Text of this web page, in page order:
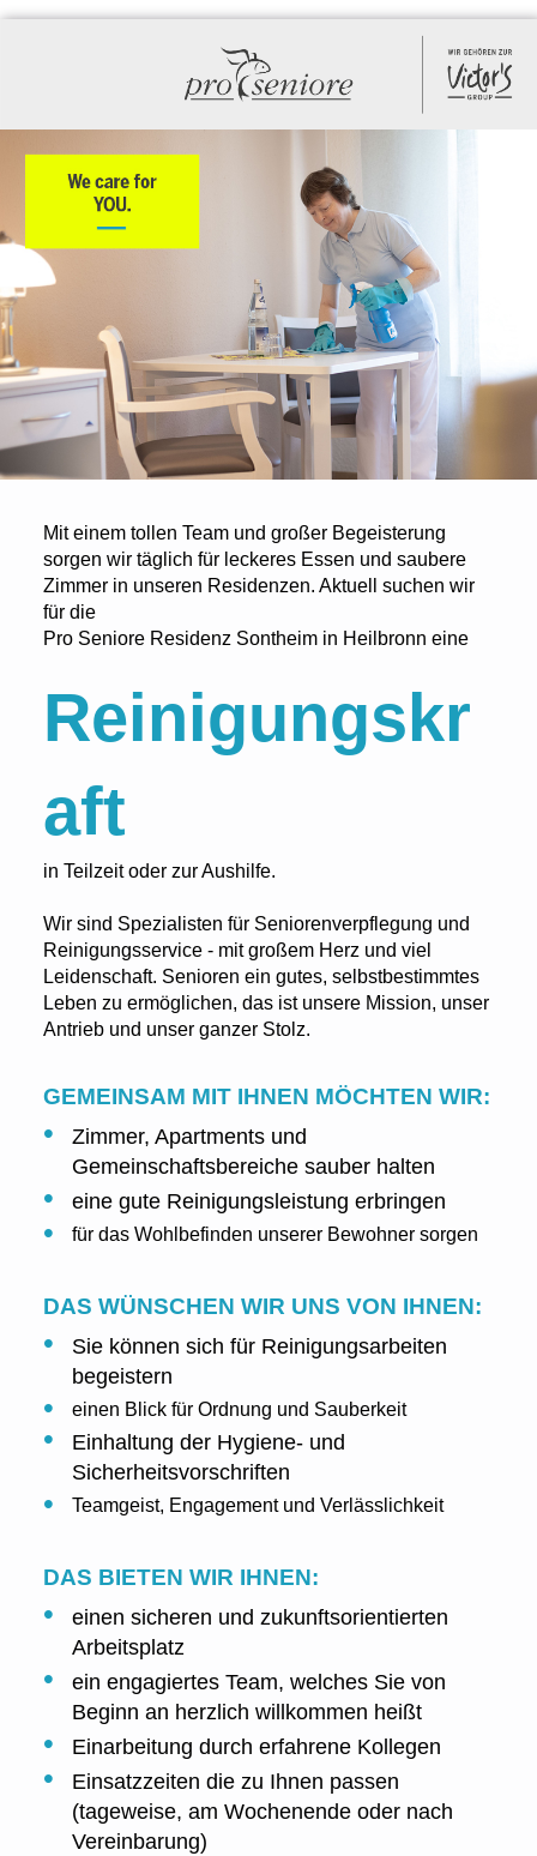
Mit einem tollen Team und großer Begeisterung
sorgen wir täglich für leckeres Essen und saubere
Zimmer in unseren Residenzen. Aktuell suchen wir
für die
Pro Seniore Residenz Sontheim in Heilbronn eine
Reinigungskr
aft
in Teilzeit oder zur Aushilfe.
Wir sind Spezialisten für Seniorenverpflegung und
Reinigungsservice - mit großem Herz und viel
Leidenschaft. Senioren ein gutes, selbstbestimmtes
Leben zu ermöglichen, das ist unsere Mission, unser
Antrieb und unser ganzer Stolz.
GEMEINSAM MIT IHNEN MÖCHTEN WIR:
Zimmer, Apartments und
Gemeinschaftsbereiche sauber halten
eine gute Reinigungsleistung erbringen
für das Wohlbefinden unserer Bewohner sorgen
DAS WÜNSCHEN WIR UNS VON IHNEN:
Sie können sich für Reinigungsarbeiten
begeistern
einen Blick für Ordnung und Sauberkeit
Einhaltung der Hygiene- und
Sicherheitsvorschriften
Teamgeist, Engagement und Verlässlichkeit
DAS BIETEN WIR IHNEN:
einen sicheren und zukunftsorientierten
Arbeitsplatz
ein engagiertes Team, welches Sie von
Beginn an herzlich willkommen heißt
Einarbeitung durch erfahrene Kollegen
Einsatzzeiten die zu Ihnen passen
(tageweise, am Wochenende oder nach
Vereinbarung)